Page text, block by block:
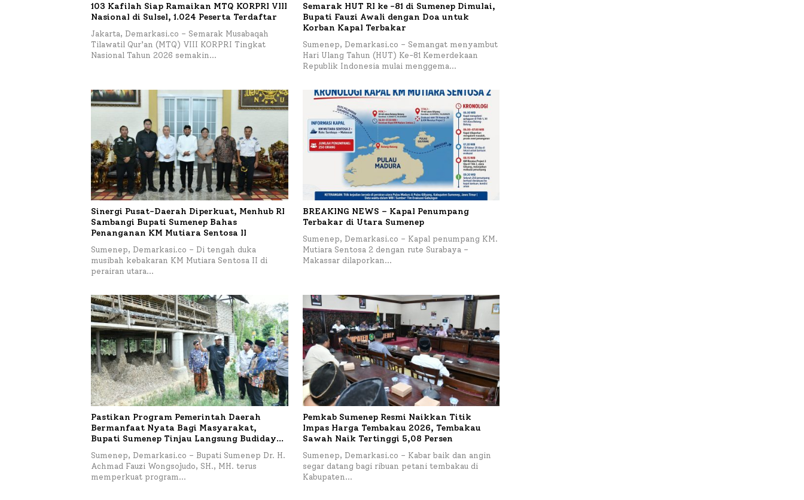
103 Kafilah Siap Ramaikan MTQ KORPRI VIII
Nasional di Sulsel, 1.024 Peserta Terdaftar
Jakarta, Demarkasi.co – Semarak Musabaqah
Tilawatil Qur’an (MTQ) VIII KORPRI Tingkat
Nasional Tahun 2026 semakin…
Semarak HUT RI ke -81 di Sumenep Dimulai,
Bupati Fauzi Awali dengan Doa untuk
Korban Kapal Terbakar
Sumenep, Demarkasi.co – Semangat menyambut
Hari Ulang Tahun (HUT) Ke-81 Kemerdekaan
Republik Indonesia mulai menggema…
Sinergi Pusat-Daerah Diperkuat, Menhub RI
Sambangi Bupati Sumenep Bahas
Penanganan KM Mutiara Sentosa II
Sumenep, Demarkasi.co – Di tengah duka
musibah kebakaran KM Mutiara Sentosa II di
perairan utara…
BREAKING NEWS – Kapal Penumpang
Terbakar di Utara Sumenep
Sumenep, Demarkasi.co – Kapal penumpang KM.
Mutiara Sentosa 2 dengan rute Surabaya –
Makassar dilaporkan…
Pastikan Program Pemerintah Daerah
Bermanfaat Nyata Bagi Masyarakat,
Bupati Sumenep Tinjau Langsung Budidaya
Sumenep, Demarkasi.co – Bupati Sumenep Dr. H.
Achmad Fauzi Wongsojudo, SH., MH. terus
memperkuat program…
Pemkab Sumenep Resmi Naikkan Titik
Impas Harga Tembakau 2026, Tembakau
Sawah Naik Tertinggi 5,08 Persen
Sumenep, Demarkasi.co – Kabar baik dan angin
segar datang bagi ribuan petani tembakau di
Kabupaten…